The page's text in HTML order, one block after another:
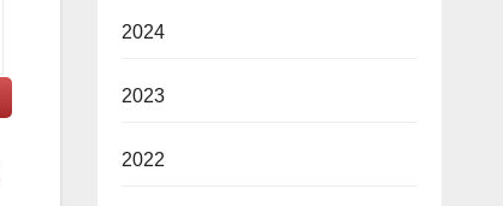
2024
2023
2022